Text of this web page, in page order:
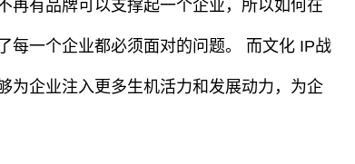
再有品牌可以支撑起一个企业，所以如何在
每一个企业都必须面对的问题。 而文化 IP战
为企业注入更多生机活力和发展动力，为企